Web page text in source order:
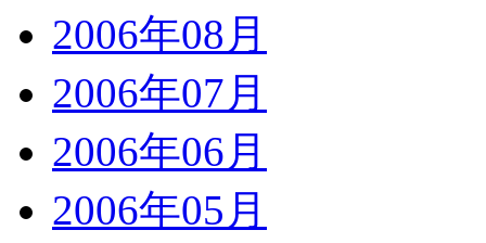
2006年08月
2006年07月
2006年06月
2006年05月